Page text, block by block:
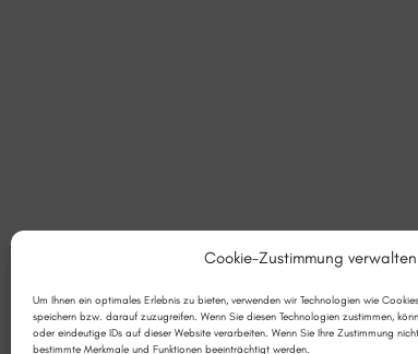
Cookie-Zustimmung verwalten
Um Ihnen ein optimales Erlebnis zu bieten, verwenden wir Technologien wie
speichern bzw. darauf zuzugreifen. Wenn Sie diesen Technologien zustimmen,
oder eindeutige IDs auf dieser Website verarbeiten. Wenn Sie Ihre Zustimmung
bestimmte Merkmale und Funktionen beeinträchtigt werden.